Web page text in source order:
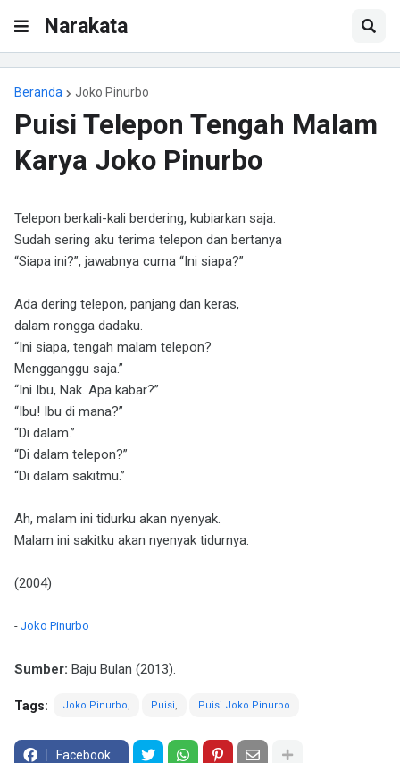
Narakata
Beranda Joko Pinurbo
Puisi Telepon Tengah Malam
Karya Joko Pinurbo
Telepon berkali-kali berdering, kubiarkan saja.
Sudah sering aku terima telepon dan bertanya
“Siapa ini?”, jawabnya cuma “Ini siapa?”
Ada dering telepon, panjang dan keras,
dalam rongga dadaku.
“Ini siapa, tengah malam telepon?
Mengganggu saja.”
“Ini Ibu, Nak. Apa kabar?”
“Ibu! Ibu di mana?”
“Di dalam.”
“Di dalam telepon?”
“Di dalam sakitmu.”
Ah, malam ini tidurku akan nyenyak.
Malam ini sakitku akan nyenyak tidurnya.
(2004)
- Joko Pinurbo
Sumber: Baju Bulan (2013).
Tags: Joko Pinurbo Puisi Puisi Joko Pinurbo
Facebook